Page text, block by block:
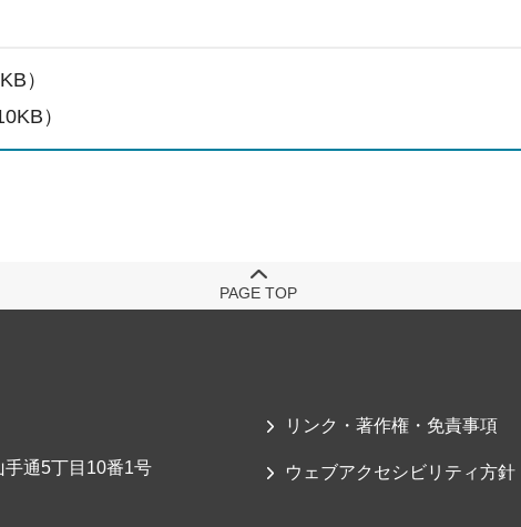
）
）
PAGE TOP
通5丁目10番1号
リンク・著作権・免責事項
ウェブアクセシビリティ方針